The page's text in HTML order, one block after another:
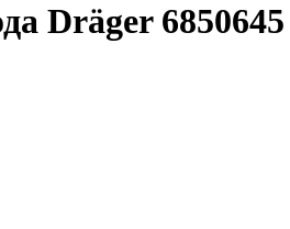
Dräger 6850645